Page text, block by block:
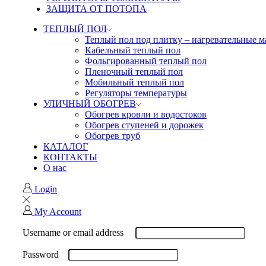
ЗАЩИТА ОТ ПОТОПА
ТЕПЛЫЙ ПОЛ
Теплый пол под плитку – нагревательные
Кабельный теплый пол
Фольгированный теплый пол
Пленочный теплый пол
Мобильный теплый пол
Регуляторы температуры
УЛИЧНЫЙ ОБОГРЕВ
Обогрев кровли и водостоков
Обогрев ступеней и дорожек
Обогрев труб
КАТАЛОГ
КОНТАКТЫ
О нас
Login
My Account
Username or email address
Password